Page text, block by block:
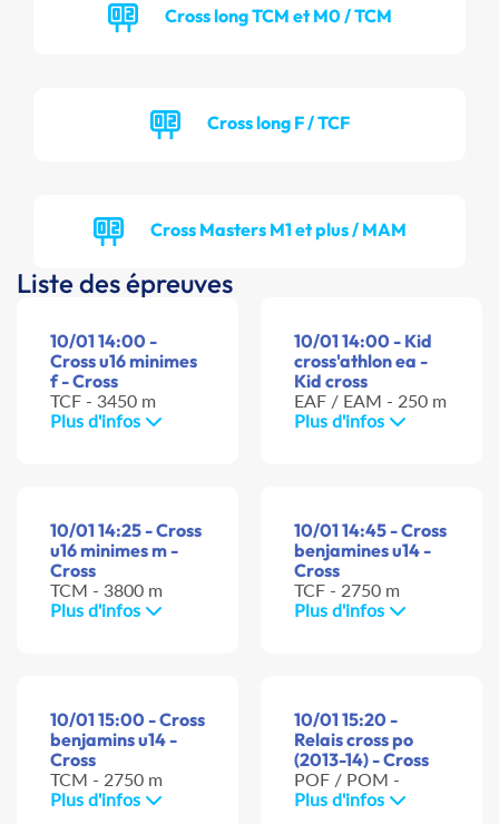
Cross long TCM et M0 / TCM
Cross long F / TCF
Cross Masters M1 et plus / MAM
Liste des épreuves
10/01 14:00 -
Cross u16 minimes
f - Cross
TCF - 3450 m
Plus d'infos
10/01 14:00 - Kid
cross'athlon ea -
Kid cross
EAF / EAM - 250 m
Plus d'infos
10/01 14:25 - Cross
u16 minimes m -
Cross
TCM - 3800 m
Plus d'infos
10/01 14:45 - Cross
benjamines u14 -
Cross
TCF - 2750 m
Plus d'infos
10/01 15:00 - Cross
benjamins u14 -
Cross
TCM - 2750 m
Plus d'infos
10/01 15:20 -
Relais cross po
(2013-14) - Cross
POF / POM -
Plus d'infos